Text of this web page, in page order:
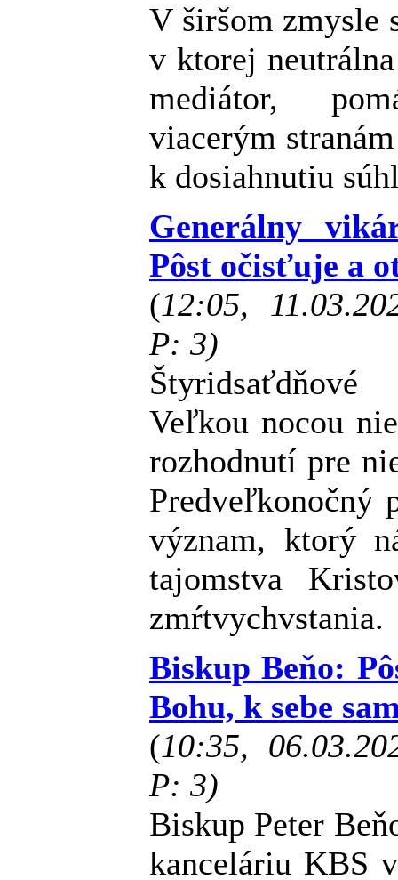
V širšom zmysle
v ktorej
mediátor,
viacerým
k dosiahnutiu
Generálny
Pôst očisťuje a
(12:05,
P: 3)
Veľkou nocou
rozhodnutí pre
Predveľkonočný
význam, ktorý
tajomstva
zmŕtvychvstania.
Biskup Beňo:
Bohu, k sebe
(10:35,
P: 3)
Biskup Peter
kanceláriu KBS